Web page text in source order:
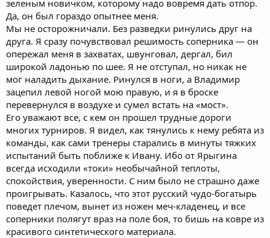
зеленым новичком, которому надо вовремя дать отпор.
Да, он был гораздо опытнее меня.
Мы не осторожничали. Без разведки ринулись друг на
друга. Я сразу почувствовал решимость соперника — он
опережал меня в захватах, швунговал, дергал, бил
широкой ладонью по шее. Я не отступал, но никак не
мог наладить дыхание. Ринулся в ноги, а Владимир
зацепил левой ногой мою правую, и я в броске
перевернулся в воздухе и сумел встать на «мост».
Его уважают все, с кем он прошел трудные дороги
многих турниров. Я видел, как тянулись к нему ребята из
команды, как сами тренеры старались в минуты тяжких
испытаний быть поближе к Ивану. Ибо от Ярыгина
всегда исходили «токи» необычайной теплоты,
спокойствия, уверенности. С ним было не страшно даже
проигрывать. Казалось, что этот русский чудо-богатырь
поведет плечом, вынет из ножен меч-кладенец, и все
соперники полягут враз на поле боя, то бишь на ковре из
красивого синтетического материала.